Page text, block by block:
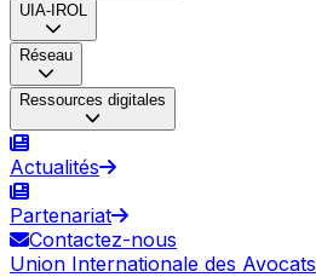
UIA-IROL
Réseau
Ressources digitales
Actualités
Partenariat
Contactez-nous
Union Internationale des Avocats